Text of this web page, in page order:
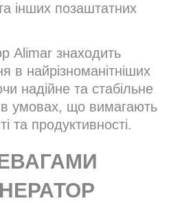
інших позаштатних
Alimar знаходить
в найрізноманітніших
надійне та стабільне
в умовах, що вимагають
та продуктивності.